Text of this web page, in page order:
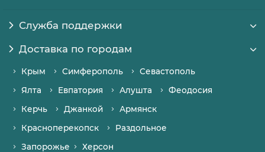
Служба поддержки
Доставка по городам
Крым Симферополь
Севастополь
Ялта
Евпатория Алушта
Феодосия
Керчь
Джанкой
Армянск
Красноперекопск
Раздольное
Запорожье
Херсон